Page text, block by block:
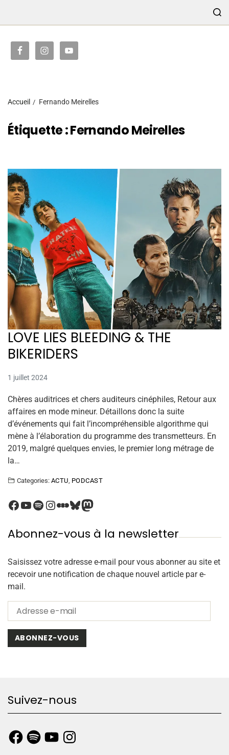
Accueil Fernando Meirelles
Étiquette :Fernando Meirelles
LOVE LIES BLEEDING & THE
BIKERIDERS
1 juillet 2024
Chères auditrices et chers auditeurs cinéphiles, Retour aux
affaires en mode mineur. Détaillons donc la suite
d’événements qui fait l’incompréhensible algorithme qui
mène à l’élaboration du programme des transmetteurs. En
2019, malgré quelques envies, le premier long métrage de
la…
Categories: ACTU PODCAST
Abonnez-vous à la newsletter
Saisissez votre adresse e-mail pour vous abonner au site et
recevoir une notification de chaque nouvel article par e-
mail.
ABONNEZ-VOUS
Suivez-nous